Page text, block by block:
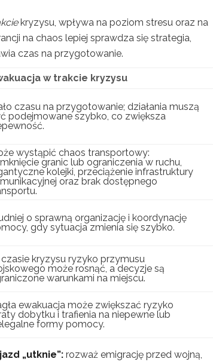
kryzysu, wpływa na poziom stresu oraz na
na chaos lepiej sprawdza się strategia,
czas na przygotowanie.
w trakcie kryzysu
czasu na przygotowanie; działania muszą
podejmowane szybko, co zwiększa
wystąpić chaos transportowy:
granic lub ograniczenia w ruchu,
kolejki, przeciążenie infrastruktury
oraz brak dostępnego
o sprawną organizację i koordynację
gdy sytuacja zmienia się szybko.
kryzysu ryzyko przymusu
może rosnąć, a decyzje są
warunkami na miejscu.
ewakuacja może zwiększać ryzyko
dobytku i trafienia na niepewne lub
formy pomocy.
„utknie”: rozważ emigrację przed wojną,